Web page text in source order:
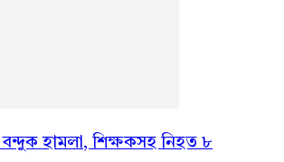
বন্দুক হামলা, শিক্ষকসহ নিহত ৮